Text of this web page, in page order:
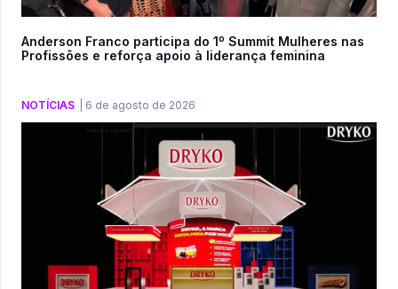
Anderson Franco participa do 1º Summit Mulheres nas
Profissões e reforça apoio à liderança feminina
NOTÍCIAS 6 de agosto de 2026